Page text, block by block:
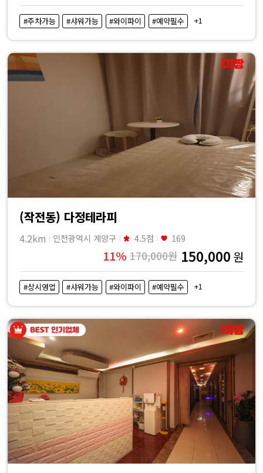
#주차가능 #샤워가능 #와이파이 #예약필수 +1
(작전동) 다정테라피
4.2km 인천광역시 계양구 4.5점 169
11% 170,000원 150,000 원
#상시영업 #샤워가능 #와이파이 #예약필수 +1